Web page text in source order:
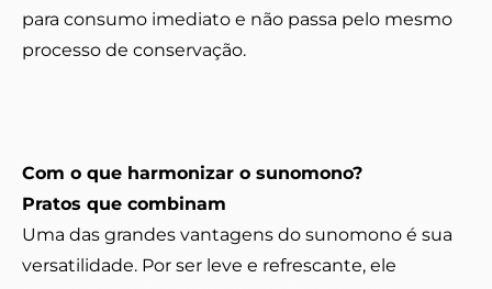
para consumo imediato e não passa pelo mesmo
processo de conservação.
Com o que harmonizar o sunomono?
Pratos que combinam
Uma das grandes vantagens do sunomono é sua
versatilidade. Por ser leve e refrescante, ele